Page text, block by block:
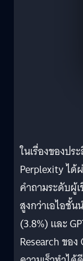
ในเรื่องของปร
Perplexity ได้
คำถามระดับผู้
สูงกว่าเอไอชั้
(3.8%) และ
Research ขอ